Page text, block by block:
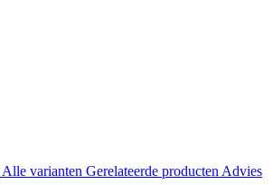
Alle varianten Gerelateerde productenAdvies